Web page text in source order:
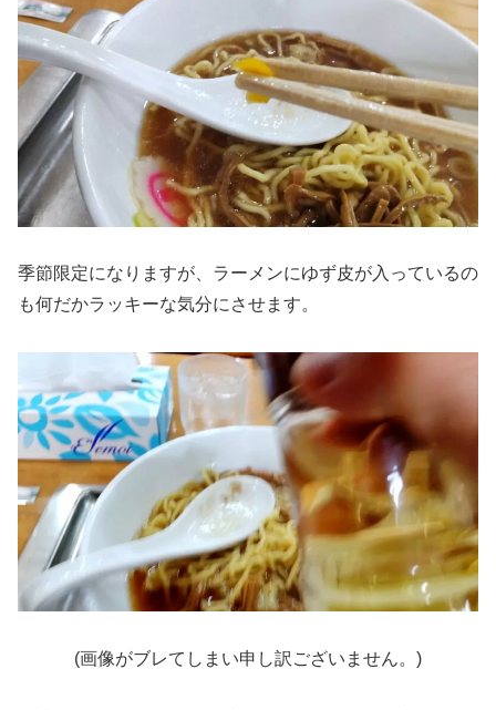
季節限定になりますが、ラーメンにゆず皮が入っているの
も何だかラッキーな気分にさせます。
(画像がブレてしまい申し訳ございません。)